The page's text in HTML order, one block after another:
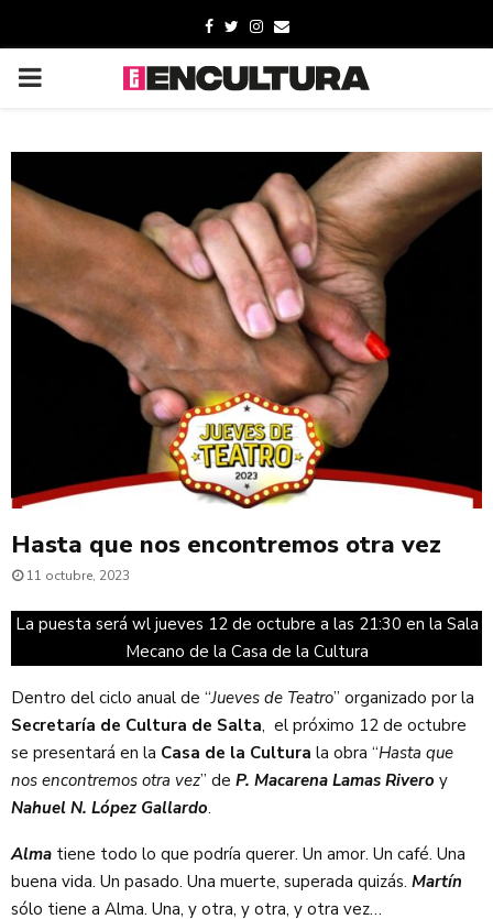
Hasta que nos encontremos otra vez
11 octubre, 2023
La puesta será wl jueves 12 de octubre a las 21:30 en la Sala
Mecano de la Casa de la Cultura
Dentro del ciclo anual de “Jueves de Teatro” organizado por la
Secretaría de Cultura de Salta, el próximo 12 de octubre
se presentará en la Casa de la Cultura la obra “Hasta que
nos encontremos otra vez” de P. Macarena Lamas Rivero y
Nahuel N. López Gallardo.
Alma tiene todo lo que podría querer. Un amor. Un café. Una
buena vida. Un pasado. Una muerte, superada quizás. Martín
sólo tiene a Alma. Una, y otra, y otra, y otra vez…